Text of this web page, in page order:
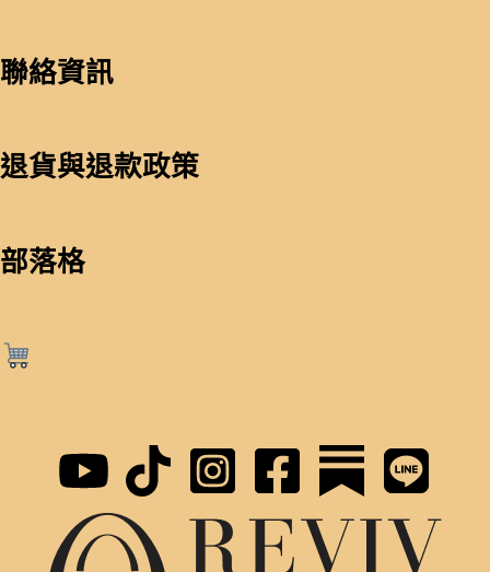
聯絡資訊
退貨與退款政策
部落格